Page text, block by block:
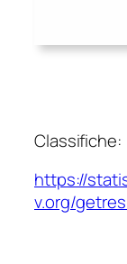
Classifiche:
https://
v.org/